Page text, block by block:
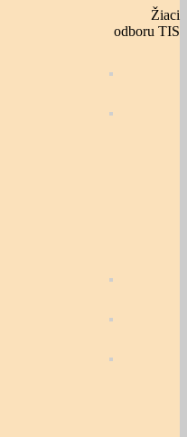
odboru TIS